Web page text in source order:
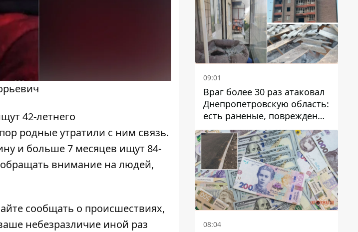
42-летнего
родные утратили с ним связь.
и больше 7 месяцев ищут 84-
внимание на людей,
сообщать о происшествиях,
небезразличие иной раз
09:01
Враг более 30 раз атаковал
Днепропетровскую область:
есть раненые, повреждены
лицей, дома и предприятия
08:04